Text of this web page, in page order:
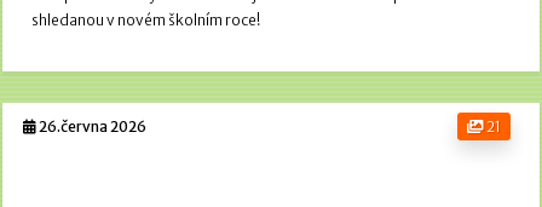
shledanou v novém školním roce!
21
26.června 2026